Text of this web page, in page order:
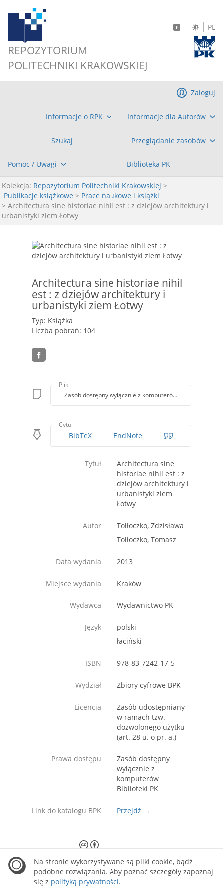
REPOZYTORIUM
POLITECHNIKI KRAKOWSKIEJ
PL
Informacje o RPK Informacje dla Autorów
Szukaj Przeglądanie zasobów
Pomoc / Uwagi Biblioteka PK
Zaloguj
Kolekcja: Repozytorium Politechniki Krakowskiej >
Publikacje książkowe > Prace naukowe i książki
> Architectura sine historiae nihil est : z dziejów architektury i
urbanistyki ziem Łotwy
Architectura sine historiae nihil
est : z dziejów architektury i
urbanistyki ziem Łotwy
Typ: Książka
Liczba pobrań: 104
Pliki
Zasób dostępny wyłącznie z komputerów Biblioteki PK
Cytuj
BibTeX EndNote
Tytuł
Architectura sine
historiae nihil est : z
dziejów architektury i
urbanistyki ziem
Łotwy
Autor
Tołłoczko, Zdzisława
Tołłoczko, Tomasz
Data wydania 2013
Miejsce wydania Kraków
Wydawca Wydawnictwo PK
Język
polski
łaciński
ISBN 978-83-7242-17-5
Wydział Zbiory cyfrowe BPK
Licencja
Zasób udostępniany
w ramach tzw.
dozwolonego użytku
(art. 28 u. o pr. a.)
Prawa dostępu
Zasób dostępny
wyłącznie z
komputerów
Biblioteki PK
Link do katalogu BPK Przejdź →
site is licensed under a Creative Commons
Attribution 4.0 International license.
Na stronie wykorzystywane są pliki cookie, bądź
podobne rozwiązania. Aby poznać szczegóły zapoznaj
się z polityką prywatności.